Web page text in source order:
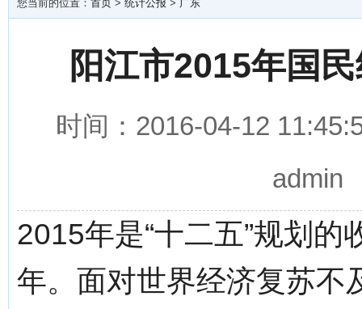
您当前的位置： 首页 > 统计公报 > 广东
阳江市2015年国
时间：2016-04-12
admin
2015年是“十二五”规划
年。面对世界经济复苏不